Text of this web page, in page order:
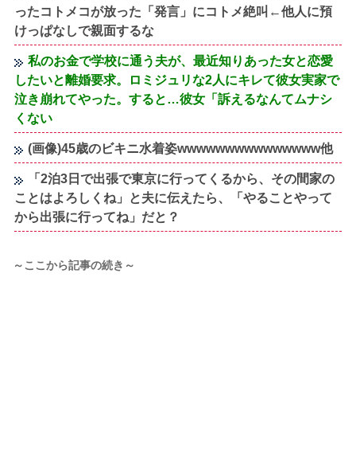
ったコトメコが放った「発言」にコトメ絶叫←他人に預
けっぱなしで親面するな
私のお金で学校に通う夫が、最近知りあった女と恋愛
したいと離婚要求。ロミジュリな2人にキレて彼女実家で
泣き崩れてやった。すると…彼女「訴えるなんてムナシ
くない
(画像)45歳のビキニ水着姿wwwwwwwwwwwwwww他
「2泊3日で出張で東京に行ってくるから、その間家の
ことはよろしくね」と夫に伝えたら、「やることやって
から出張に行ってね」だと？
～ここから記事の続き～